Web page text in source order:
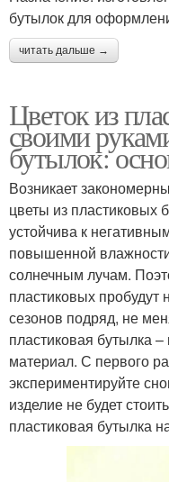
бутылок для
читать дальше →
Цветок из
своими
бутылок:
Возникает
цветы из пластиковых
устойчива к
повышенной
солнечным лучам.
пластиковых пробудут
сезонов подряд, не
пластиковая бутылка
материал. С первого
экспериментируйте
изделие не будет
пластиковая бутылка